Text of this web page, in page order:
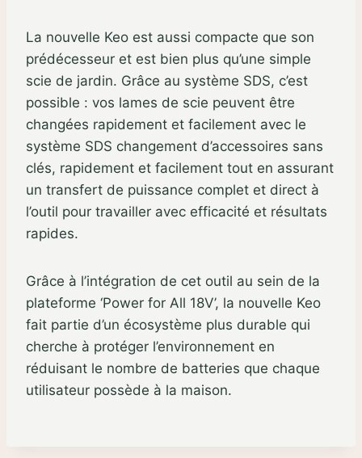
La nouvelle Keo est aussi compacte que son
prédécesseur et est bien plus qu’une simple
scie de jardin. Grâce au système SDS, c’est
possible : vos lames de scie peuvent être
changées rapidement et facilement avec le
système SDS changement d’accessoires sans
clés, rapidement et facilement tout en assurant
un transfert de puissance complet et direct à
l’outil pour travailler avec efficacité et résultats
rapides.
Grâce à l’intégration de cet outil au sein de la
plateforme ‘Power for All 18V’, la nouvelle Keo
fait partie d’un écosystème plus durable qui
cherche à protéger l’environnement en
réduisant le nombre de batteries que chaque
utilisateur possède à la maison.